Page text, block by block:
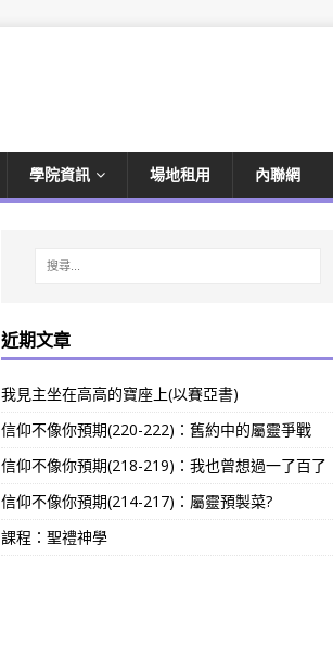
學院資訊 場地租用 內聯網
近期文章
我見主坐在高高的寶座上(以賽亞書)
信仰不像你預期(220-222)：舊約中的屬靈爭戰
信仰不像你預期(218-219)：我也曾想過一了百了
信仰不像你預期(214-217)：屬靈預製菜?
課程：聖禮神學